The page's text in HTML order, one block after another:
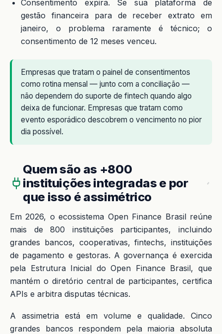
Consentimento expira. Se sua plataforma de
gestão financeira para de receber extrato em
janeiro, o problema raramente é técnico; o
consentimento de 12 meses venceu.
Empresas que tratam o painel de consentimentos
como rotina mensal — junto com a conciliação —
não dependem do suporte de fintech quando algo
deixa de funcionar. Empresas que tratam como
evento esporádico descobrem o vencimento no pior
dia possível.
Quem são as +800
instituições integradas e por
que isso é assimétrico
Em 2026, o ecossistema Open Finance Brasil reúne
mais de 800 instituições participantes, incluindo
grandes bancos, cooperativas, fintechs, instituições
de pagamento e gestoras. A governança é exercida
pela Estrutura Inicial do Open Finance Brasil, que
mantém o diretório central de participantes, certifica
APIs e arbitra disputas técnicas.
A assimetria está em volume e qualidade. Cinco
grandes bancos respondem pela maioria absoluta